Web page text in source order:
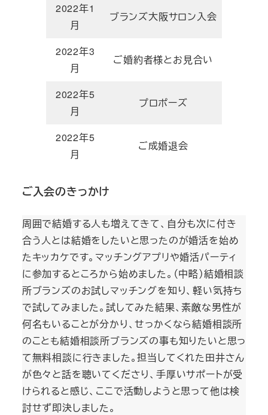
2022年1
月
ブランズ大阪サロン入会
2022年3
月
ご婚約者様とお見合い
2022年5
月
プロポーズ
2022年5
月
ご成婚退会
ご入会のきっかけ
周囲で結婚する人も増えてきて、自分も次に付き
合う人とは結婚をしたいと思ったのが婚活を始め
たキッカケです。マッチングアプリや婚活パーティ
に参加するところから始めました。（中略）結婚相談
所ブランズのお試しマッチングを知り、軽い気持ち
で試してみました。試してみた結果、素敵な男性が
何名もいることが分かり、せっかくなら結婚相談所
のことも結婚相談所ブランズの事も知りたいと思っ
て無料相談に行きました。担当してくれた田井さん
が色々と話を聴いてくださり、手厚いサポートが受
けられると感じ、ここで活動しようと思って他は検
討せず即決しました。